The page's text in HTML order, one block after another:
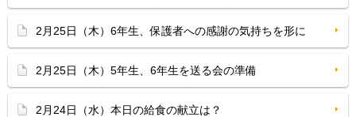
2月25日（木）6年生、保護者への感謝の気持ちを形に
2月25日（木）5年生、6年生を送る会の準備
2月24日（水）本日の給食の献立は？